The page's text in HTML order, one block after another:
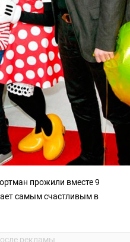
прожили вместе 9
самым счастливым в